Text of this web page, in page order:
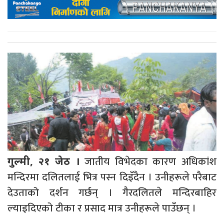
गुल्मी, २१ जेठ । जातीय विभेदका कारण अधिकांश
मन्दिरमा दलितलाई भित्र पस्न दिइँदैन । उनीहरूले परैबाट
देउताको दर्शन गर्छन् । गैरदलितले मन्दिरबाहिर
ल्याइदिएको टीका र प्रसाद मात्र उनीहरूले पाउँछन् ।